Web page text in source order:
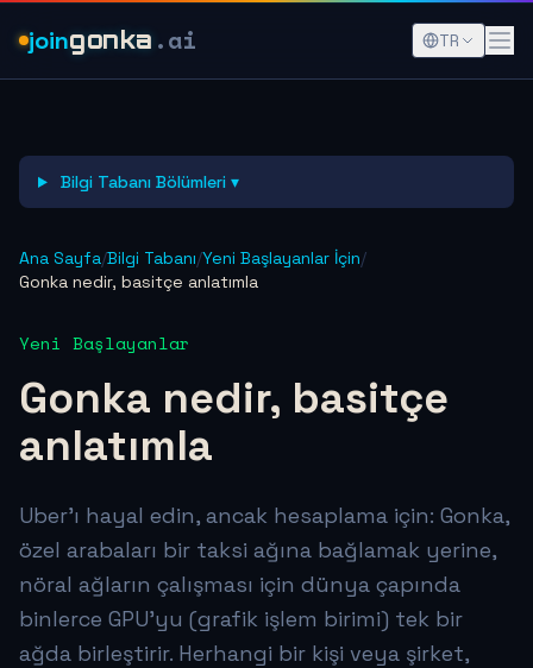
joingonka .ai TR
Bilgi Tabanı Bölümleri ▾
Ana Sayfa/Bilgi Tabanı/Yeni Başlayanlar İçin/
Gonka nedir, basitçe anlatımla
Yeni Başlayanlar
Gonka nedir, basitçe
anlatımla
Uber'ı hayal edin, ancak hesaplama için: Gonka,
özel arabaları bir taksi ağına bağlamak yerine,
nöral ağların çalışması için dünya çapında
binlerce GPU'yu (grafik işlem birimi) tek bir
ağda birleştirir. Herhangi bir kişi veya şirket,